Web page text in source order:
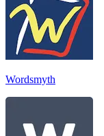
Wordsmyth